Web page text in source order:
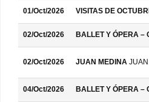
01/Oct/2026 VISITAS DE
02/Oct/2026 BALLET Y ÓPERA –
02/Oct/2026 JUAN MEDINA
04/Oct/2026 BALLET Y ÓPERA –